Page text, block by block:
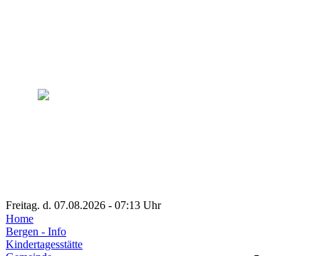
Freitag. d. 07.08.2026 - 07:13 Uhr
Home
Bergen - Info
Kindertagesstätte